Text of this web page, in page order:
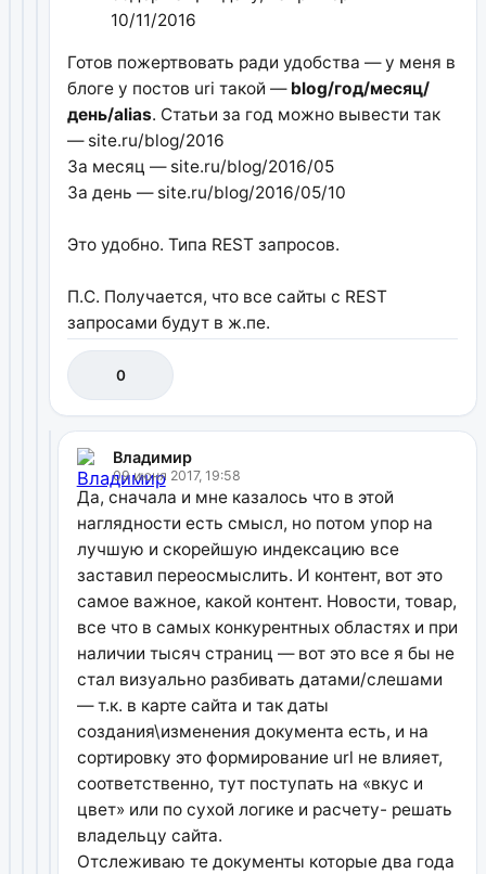
10/11/2016
Готов пожертвовать ради удобства — у меня в
блоге у постов uri такой — blog/год/месяц/
день/alias. Статьи за год можно вывести так
— site.ru/blog/2016
За месяц — site.ru/blog/2016/05
За день — site.ru/blog/2016/05/10
Это удобно. Типа REST запросов.
П.С. Получается, что все сайты с REST
запросами будут в ж.пе.
0
Владимир
09 июня 2017, 19:58
Да, сначала и мне казалось что в этой
наглядности есть смысл, но потом упор на
лучшую и скорейшую индексацию все
заставил переосмыслить. И контент, вот это
самое важное, какой контент. Новости, товар,
все что в самых конкурентных областях и при
наличии тысяч страниц — вот это все я бы не
стал визуально разбивать датами/слешами
— т.к. в карте сайта и так даты
создания\изменения документа есть, и на
сортировку это формирование url не влияет,
соответственно, тут поступать на «вкус и
цвет» или по сухой логике и расчету- решать
владельцу сайта.
Отслеживаю те документы которые два года